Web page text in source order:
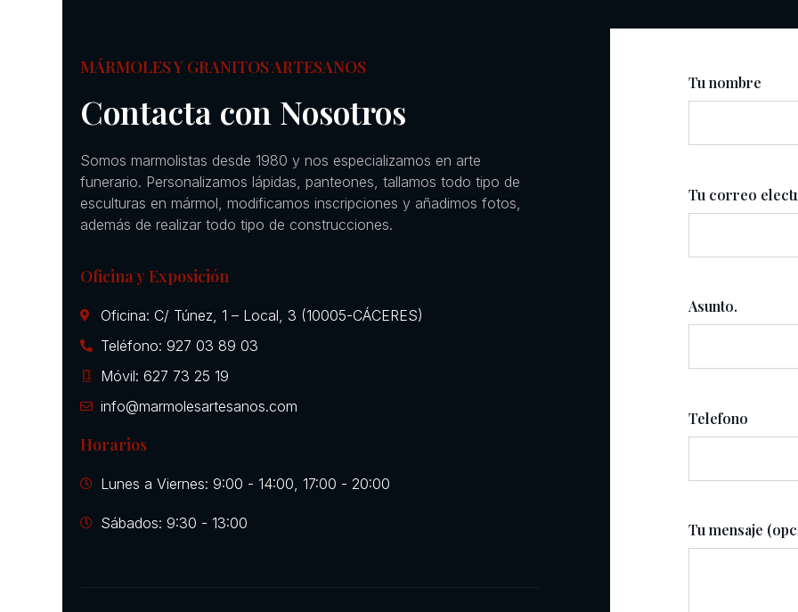
MÁRMOLES Y GRANITOS ARTESANOS
Contacta con Nosotros
Somos marmolistas desde 1980 y nos especializamos en arte
funerario. Personalizamos lápidas, panteones, tallamos todo tipo de
esculturas en mármol, modificamos inscripciones y añadimos fotos,
además de realizar todo tipo de construcciones.
Oficina y Exposición
Oficina: C/ Túnez, 1 – Local, 3 (10005-CÁCERES)
Teléfono: 927 03 89 03
Móvil: 627 73 25 19
info@marmolesartesanos.com
Horarios
Lunes a Viernes: 9:00 - 14:00, 17:00 - 20:00
Sábados: 9:30 - 13:00
Tu nombre
Tu correo
Asunto.
Telefono
Tu mensaje